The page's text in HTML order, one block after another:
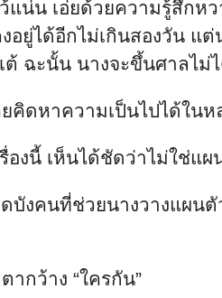
แน่น เอ่ยด้วยความรู้สึกห
อยู่ได้อีกไม่เกินสองวัน แ
ต้ ฉะนั้น นางจะขึ้นศาลไม่ไ
คิดหาความเป็นไปได้ใน
องนี้ เห็นได้ชัดว่าไม่ใช่แ
ดบังคนที่ช่วยนางวางแผ
ากว้าง “ใครกัน”